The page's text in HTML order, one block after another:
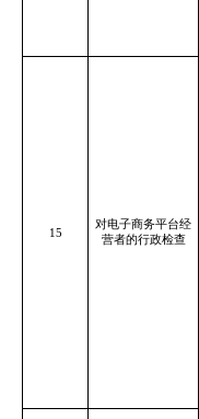
15
对电子商务平台经
营者的行政检查